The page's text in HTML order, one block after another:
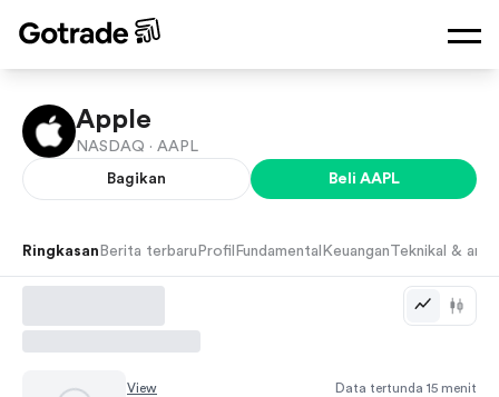
Apple
NASDAQ · AAPL
Bagikan Beli AAPL
Ringkasan Berita terbaru Profil Fundamental Keuangan Teknikal &
Chart by TradingView Data tertunda 15 menit